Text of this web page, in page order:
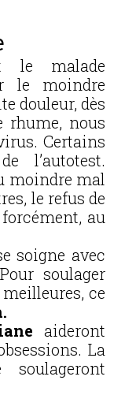
le malade
le moindre
douleur, dès
rhume, nous
Certains
l’autotest.
moindre mal
le refus de
au
soigne avec
soulager
ce
aideront
La